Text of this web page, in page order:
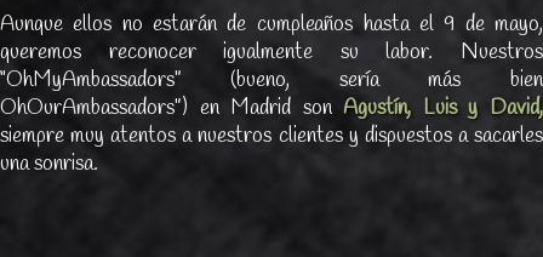
Aunque ellos no estarán de cumpleaños hasta el 9 de mayo,
queremos reconocer igualmente su labor. Nuestros
“OhMyAmbassadors” (bueno, sería más bien
OhOurAmbassadors”) en Madrid sonAgustín, Luis y David,
siempre muy atentos a nuestros clientes y dispuestos a sacarles
una sonrisa.